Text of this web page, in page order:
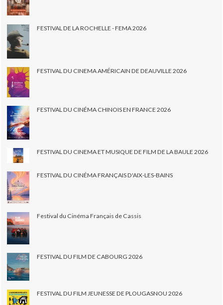
FESTIVAL DE LA ROCHELLE - FEMA 2026
FESTIVAL DU CINEMA AMÉRICAIN DE DEAUVILLE 2026
FESTIVAL DU CINÉMA CHINOIS EN FRANCE 2026
FESTIVAL DU CINEMA ET MUSIQUE DE FILM DE LA BAULE 2026
FESTIVAL DU CINÉMA FRANÇAIS D'AIX-LES-BAINS
Festival du Cinéma Français de Cassis
FESTIVAL DU FILM DE CABOURG 2026
FESTIVAL DU FILM JEUNESSE DE PLOUGASNOU 2026